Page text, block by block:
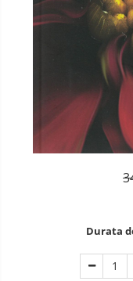
Durata